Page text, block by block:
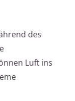
des
Luft ins